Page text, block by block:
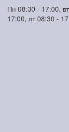
Пн 08:30 - 17:00,
17:00, пт 08:30 -